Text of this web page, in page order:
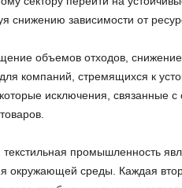
снижению зависимости от
объемов отходов,
компаний, стремящихся к
исключения, связанные
промышленность
окружающей среды. Каждая